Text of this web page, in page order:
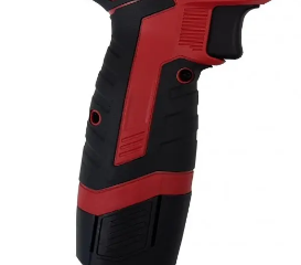
Clima/Aer conditionat
Cricuri cutie viteze
Dispozitive de sablat & accesorii
Dispozitive spalat piese
Dulapuri Bancuri Carucioare
Bancuri de lucru
Carucioare pentru marfa
Cutii pentru scule